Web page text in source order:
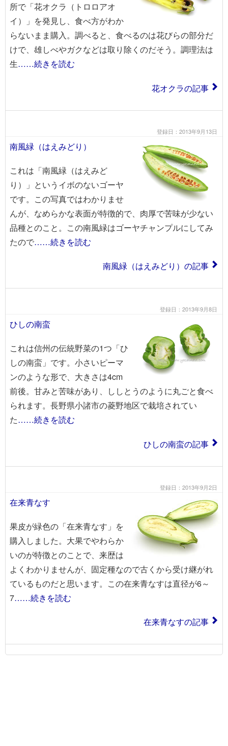
所で「花オクラ（トロロアオ
イ）」を発見し、食べ方がわか
らないまま購入。調べると、食べるのは花びらの部分だ
けで、雄しべやガクなどは取り除くのだそう。調理法は
生……続きを読む
花オクラの記事
登録日：2013年9月13日
南風緑（はえみどり）
これは「南風緑（はえみど
り）」というイボのないゴーヤ
です。この写真ではわかりませ
んが、なめらかな表面が特徴的で、肉厚で苦味が少ない
品種とのこと。この南風緑はゴーヤチャンプルにしてみ
たので……続きを読む
南風緑（はえみどり）の記事
登録日：2013年9月8日
ひしの南蛮
これは信州の伝統野菜の1つ「ひ
しの南蛮」です。小さいピーマ
ンのような形で、大きさは4cm
前後。甘みと苦味があり、ししとうのように丸ごと食べ
られます。長野県小諸市の菱野地区で栽培されてい
た……続きを読む
ひしの南蛮の記事
登録日：2013年9月2日
在来青なす
果皮が緑色の「在来青なす」を
購入しました。大果でやわらか
いのが特徴とのことで、来歴は
よくわかりませんが、固定種なので古くから受け継がれ
ているものだと思います。この在来青なすは直径が6～
7……続きを読む
在来青なすの記事